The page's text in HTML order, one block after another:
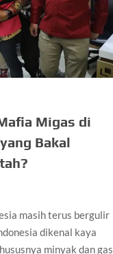
Migas di
Bakal
masih terus bergulir
dikenal kaya
minyak dan gas